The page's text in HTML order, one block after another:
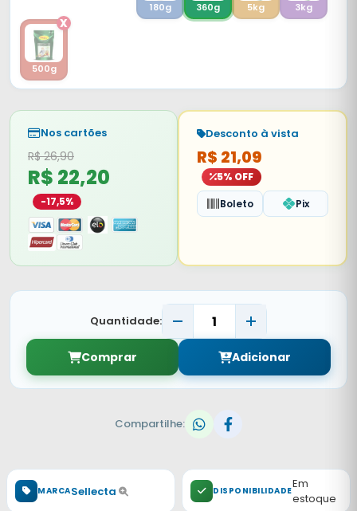
180g 360g 5kg 3kg
500g
Nos cartões
R$ 26,90
R$ 22,20
-17,5%
Desconto à vista
R$ 21,09
5% OFF
Boleto
Pix
Quantidade:
Comprar Adicionar
Compartilhe:
MARCASellecta DISPONIBILIDADEEm
estoque